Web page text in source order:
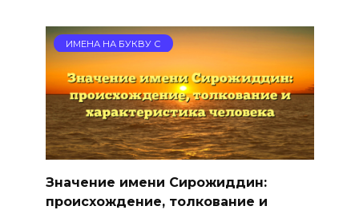
ИМЕНА НА БУКВУ С
Значение имени Сирожиддин:
происхождение, толкование и